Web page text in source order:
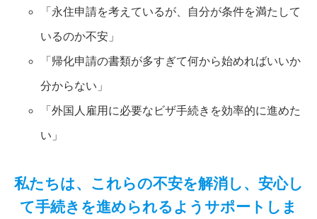
「永住申請を考えているが、自分が条件を満たして
いるのか不安」
「帰化申請の書類が多すぎて何から始めればいいか
分からない」
「外国人雇用に必要なビザ手続きを効率的に進めた
い」
私たちは、これらの不安を解消し、安心し
て手続きを進められるようサポートしま